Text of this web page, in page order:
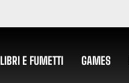
LIBRI E FUMETTI GAMES